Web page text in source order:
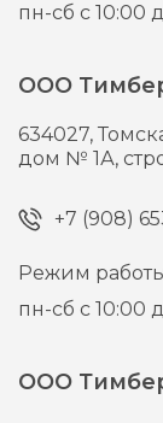
пн-сб с 10:00
ООО
634027,
дом № 1А,
+7 (908)
Режим
пн-сб с 10:00
ООО